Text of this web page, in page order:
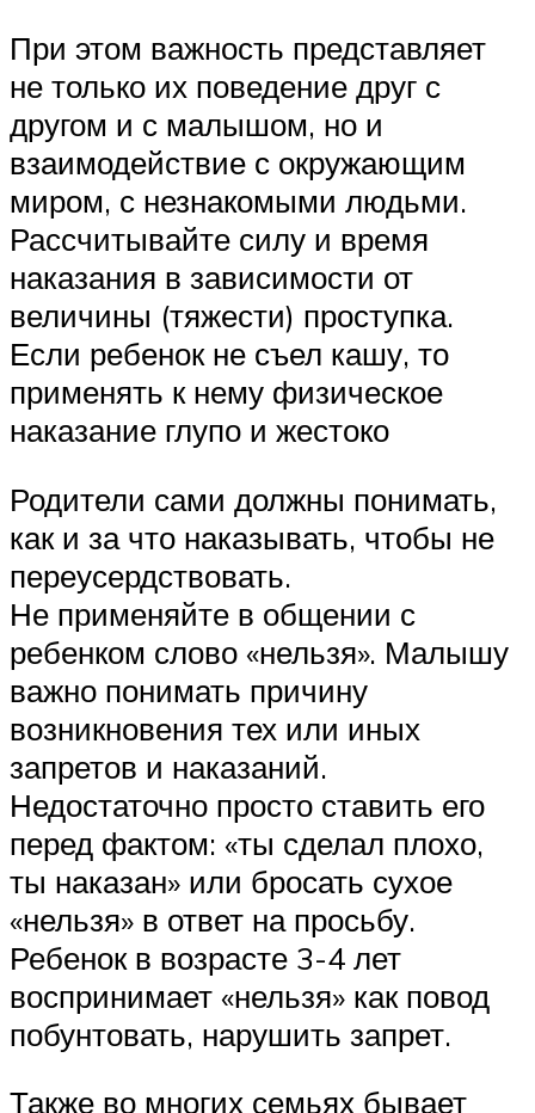
При этом важность представляет
не только их поведение друг с
другом и с малышом, но и
взаимодействие с окружающим
миром, с незнакомыми людьми.
Рассчитывайте силу и время
наказания в зависимости от
величины (тяжести) проступка.
Если ребенок не съел кашу, то
применять к нему физическое
наказание глупо и жестоко
Родители сами должны понимать,
как и за что наказывать, чтобы не
переусердствовать.
Не применяйте в общении с
ребенком слово «нельзя». Малышу
важно понимать причину
возникновения тех или иных
запретов и наказаний.
Недостаточно просто ставить его
перед фактом: «ты сделал плохо,
ты наказан» или бросать сухое
«нельзя» в ответ на просьбу.
Ребенок в возрасте 3-4 лет
воспринимает «нельзя» как повод
побунтовать, нарушить запрет.
Также во многих семьях бывает